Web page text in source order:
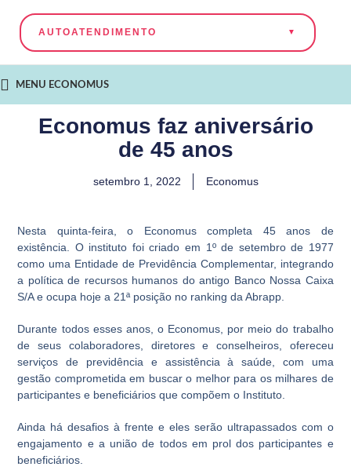
AUTOATENDIMENTO
MENU ECONOMUS
Economus faz aniversário
de 45 anos
setembro 1, 2022 Economus
Nesta quinta-feira, o Economus completa 45 anos de
existência. O instituto foi criado em 1º de setembro de 1977
como uma Entidade de Previdência Complementar, integrando
a política de recursos humanos do antigo Banco Nossa Caixa
S/A e ocupa hoje a 21ª posição no ranking da Abrapp.
Durante todos esses anos, o Economus, por meio do trabalho
de seus colaboradores, diretores e conselheiros, ofereceu
serviços de previdência e assistência à saúde, com uma
gestão comprometida em buscar o melhor para os milhares de
participantes e beneficiários que compõem o Instituto.
Ainda há desafios à frente e eles serão ultrapassados com o
engajamento e a união de todos em prol dos participantes e
beneficiários.